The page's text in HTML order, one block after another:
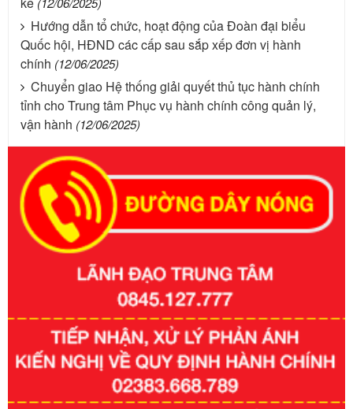
Hướng dẫn tổ chức, hoạt động của Đoàn đại biểu
Quốc hội, HĐND các cấp sau sắp xếp đơn vị hành
chính (12/06/2025)
Chuyển giao Hệ thống giải quyết thủ tục hành chính
tỉnh cho Trung tâm Phục vụ hành chính công quản lý,
vận hành (12/06/2025)